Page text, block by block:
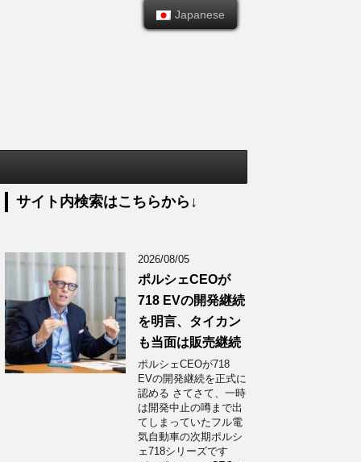
サイト内検索はこちらから↓
2026/08/05
ポルシェCEOが
718 EVの開発継続
を明言、タイカン
も当面は販売継続
ポルシェCEOが718
EVの開発継続を正式に
認める さてさて、一時
は開発中止の噂まで出
てしまっていたフル電
気自動車の次期ポルシ
ェ718シリーズです
Japanese
Japanese